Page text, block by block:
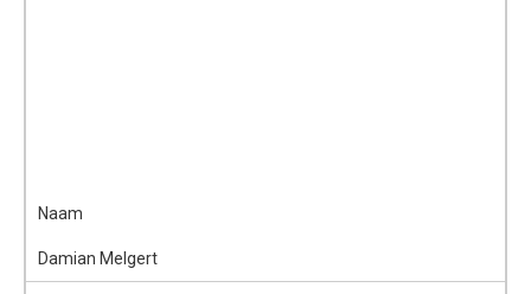
Naam
Damian Melgert